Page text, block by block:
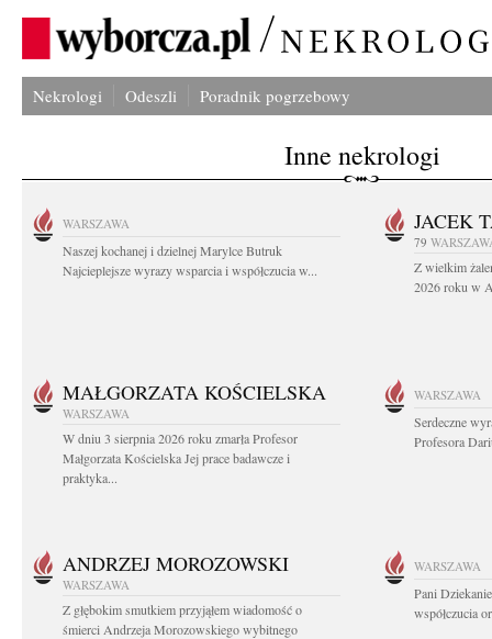
Nekrologi Odeszli Poradnik pogrzebowy
Inne nekrologi
WARSZAWA
Naszej kochanej i dzielnej Marylce Butruk
Najcieplejsze wyrazy wsparcia i współczucia w...
JACEK
79
Z wielkim
2026 roku w
MAŁGORZATA KOŚCIELSKA
WARSZAWA
W dniu 3 sierpnia 2026 roku zmarła Profesor
Małgorzata Kościelska Jej prace badawcze i
praktyka...
WARSZAWA
Serdeczne
Profesora
ANDRZEJ MOROZOWSKI
WARSZAWA
Z głębokim smutkiem przyjąłem wiadomość o
śmierci Andrzeja Morozowskiego wybitnego
WARSZAWA
Pani
współczucia